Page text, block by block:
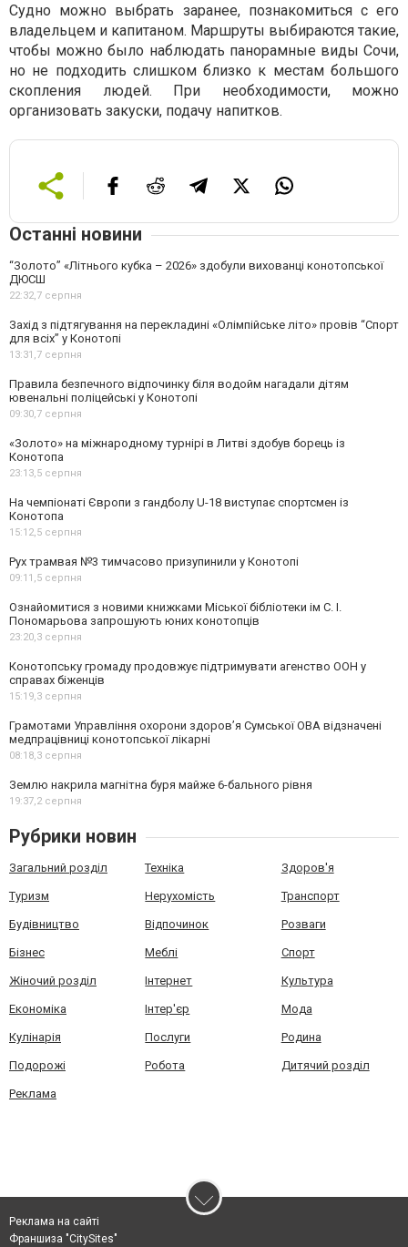
Судно можно выбрать заранее, познакомиться с его
владельцем и капитаном. Маршруты выбираются такие,
чтобы можно было наблюдать панорамные виды Сочи,
но не подходить слишком близко к местам большого
скопления людей. При необходимости, можно
организовать закуски, подачу напитков.
Останні новини
“Золото” «Літнього кубка – 2026» здобули вихованці конотопської
ДЮСШ
22:32,7 серпня
Захід з підтягування на перекладині «Олімпійське літо» провів “Спорт
для всіх” у Конотопі
13:31,7 серпня
Правила безпечного відпочинку біля водойм нагадали дітям
ювенальні поліцейські у Конотопі
09:30,7 серпня
«Золото» на міжнародному турнірі в Литві здобув борець із
Конотопа
23:13,5 серпня
На чемпіонаті Європи з гандболу U-18 виступає спортсмен із
Конотопа
15:12,5 серпня
Рух трамвая №3 тимчасово призупинили у Конотопі
09:11,5 серпня
Ознайомитися з новими книжками Міської бібліотеки ім С. І.
Пономарьова запрошують юних конотопців
23:20,3 серпня
Конотопську громаду продовжує підтримувати агенство ООН у
справах біженців
15:19,3 серпня
Грамотами Управління охорони здоров’я Сумської ОВА відзначені
медпрацівниці конотопської лікарні
08:18,3 серпня
Землю накрила магнітна буря майже 6-бального рівня
19:37,2 серпня
Рубрики новин
Загальний розділ Техніка Здоров'я
Туризм Нерухомість Транспорт
Будівництво Відпочинок Розваги
Бізнес Меблі Спорт
Жіночий розділ Інтернет Культура
Економіка Інтер'єр Мода
Кулінарія Послуги Родина
Подорожі Робота Дитячий розділ
Реклама
Реклама на сайті
Франшиза "CitySites"